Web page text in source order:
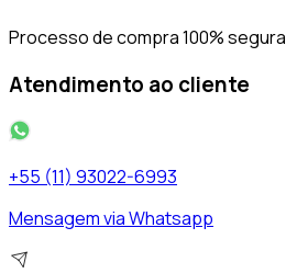
Processo de compra 100% segura
Atendimento ao cliente
+55 (11) 93022-6993
Mensagem via Whatsapp